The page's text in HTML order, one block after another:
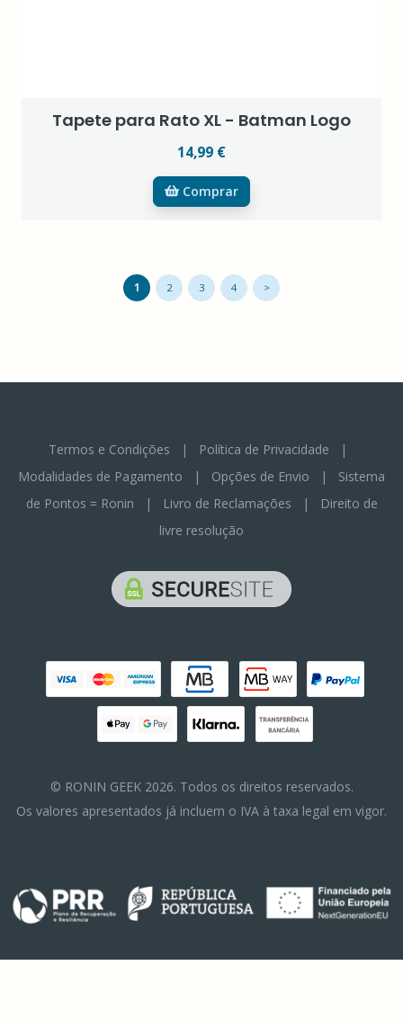
Tapete para Rato XL - Batman Logo
14,99 €
Comprar
1 2 3 4 >
Termos e Condições | Política de Privacidade |
Modalidades de Pagamento | Opções de Envio | Sistema
de Pontos = Ronin | Livro de Reclamações |
Direito de
livre resolução
© RONIN GEEK 2026. Todos os direitos reservados.
Os valores apresentados já incluem o IVA à taxa legal em vigor.